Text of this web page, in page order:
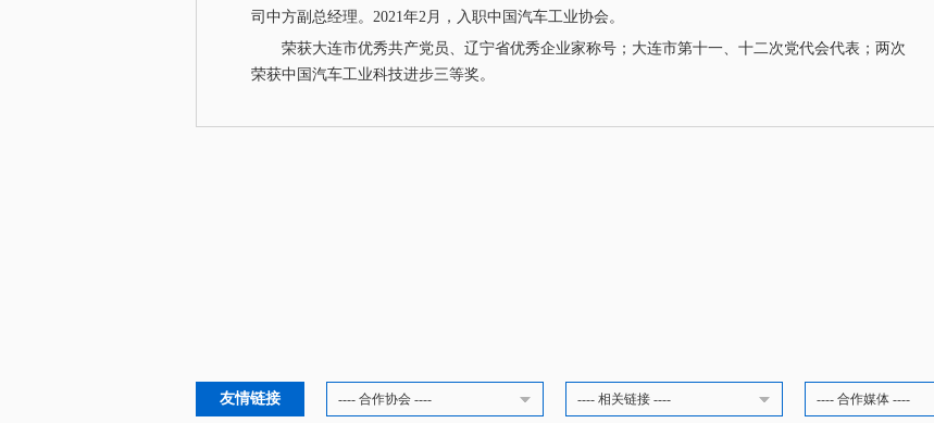
司中方副总经理。2021年2月，入职中国汽车工业协会。
荣获大连市优秀共产党员、辽宁省优秀企业家称号；大连市第十一、十二次党代会代表；两次
荣获中国汽车工业科技进步三等奖。
友情链接 ---- 合作协会 ---- ---- 相关链接 ---- ---- 合作媒体 ----